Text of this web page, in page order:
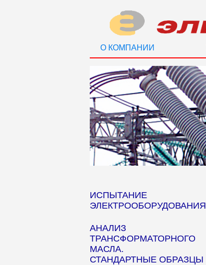
О КОМПАНИИ
ИСПЫТАНИЕ
ЭЛЕКТРООБОРУДОВАНИЯ
АНАЛИЗ
ТРАНСФОРМАТОРНОГО
МАСЛА.
СТАНДАРТНЫЕ ОБРАЗЦЫ